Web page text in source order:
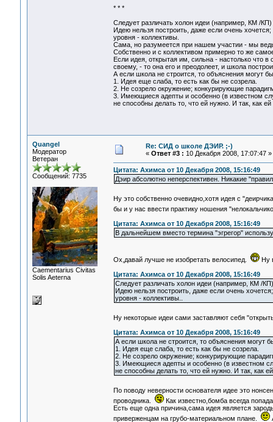
* * *
Следует различать холон идеи (например, КМ /
Идею нельзя построить, даже если очень
уровня - коллективы.
Сама, но разумеется при нашем участии - мы
Собственно и с коллективом примерно то же
Если идея, открытая им, сильна - настолько что в
своему, - то она его и преодолеет, и школа
А если школа не строится, то объяснения могут
1. Идея еще слаба, то есть как бы не созрела.
2. Не созрело окружение; конкурирующие
3. Имеющиеся адепты и особенно (в известном
не способны делать то, что ей нужно. И так, как ей
Quangel
Модератор
Ветеран
Сообщений: 7735
Сaementarius Civitas
Solis Aeterna
Re: СИД о школе ДЭИР. ;-)
« Ответ #3 : 10 Декабря 2008, 17:07:47 »
Цитата: Ахимса от 10 Декабря 2008, 15:16:49
Дэир абсолютно неперспективен. Никакие
Ну это собственно очевидно,хотя идея с
бы и у нас ввести практику ношения
Цитата: Ахимса от 10 Декабря 2008, 15:16:49
В дальнейшем вместо термина "эгрегор"
Ох,давай лучше не изобретать велосипед.
Ну
Цитата: Ахимса от 10 Декабря 2008, 15:16:49
Следует различать холон идеи (например, КМ /
Идею нельзя построить, даже если очень
уровня - коллективы..
Ну некоторые идеи сами заставляют себя
Цитата: Ахимса от 10 Декабря 2008, 15:16:49
А если школа не строится, то объяснения могут
1. Идея еще слаба, то есть как бы не созрела.
2. Не созрело окружение; конкурирующие
3. Имеющиеся адепты и особенно (в известном
не способны делать то, что ей нужно. И так, как
По поводу неверности основателя идее это
проводника.
Как известно,бомба всегда
Есть еще одна причина,сама идея является
приверженцам на грубо-материальном плане.